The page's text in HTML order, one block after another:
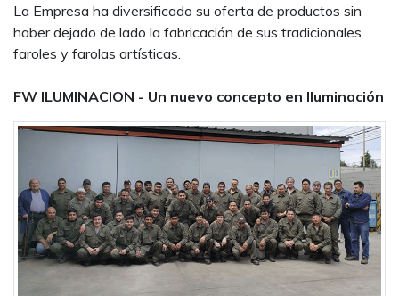
La Empresa ha diversificado su oferta de productos sin
haber dejado de lado la fabricación de sus tradicionales
faroles y farolas artísticas.
FW ILUMINACION - Un nuevo concepto en Iluminación